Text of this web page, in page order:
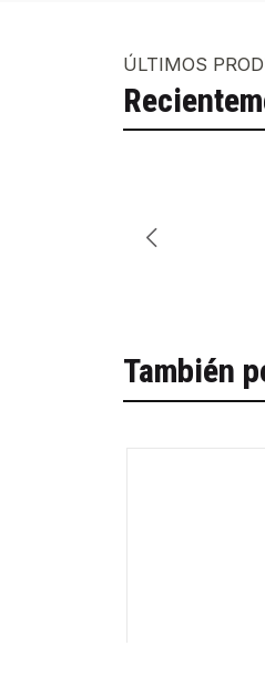
ÚLTIMOS
También